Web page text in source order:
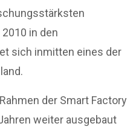
in den
sich inmitten eines der
der Smart Factory
weiter ausgebaut